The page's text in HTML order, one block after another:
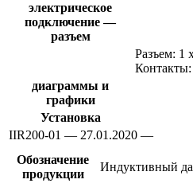
электрическое
подключение —
разъем
Разъем: 1
диаграммы и
графики
Установка
IIR200-01 — 27.01.2020 —
Обозначение
продукции
Индуктивный